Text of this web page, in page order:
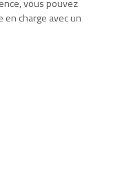
vous pouvez
charge avec un